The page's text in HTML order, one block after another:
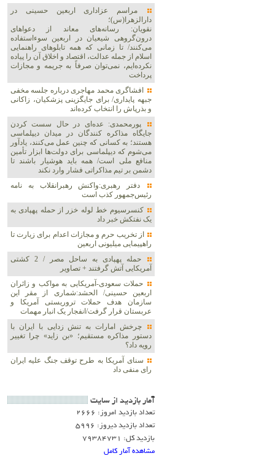
مراسم عزاداری اربعین حسینی در
دارالزهرا(س)؛
نقویان: رسانه‌های معاند از دعواهای
درون‌گروهی شیعیان در اربعین سوءاستفاده
می‌کنند/ تا زمانی که همه تابلوهای راهنمایی
اسلام از جمله عدالت، اقتصاد و اخلاق آن را پیاده
نکرده‌ایم، نمی‌توان صرفاً به جریمه و مجازات
پرداخت
افشاگری محمد مهاجری درباره جلسه مخفی
جبهه پایداری/ برای جایگزینی پزشکیان، زاکانی
و بذرپاش را انتخاب کرده‌اند
پورمحمدی: عده‌ای در حال سست کردن
جایگاه مذاکره کنندگان در میدان دیپلماسی
هستند؛ به کسانی که چنین عمل می‌کنند، یادآور
می‌شوم که دیپلماسی برای دولت‌ها ابزار تأمین
منافع ملی است/ همه باید هوشیار باشند تا
دشمن بر تیم مذاکراتی فشار وارد نکند
دفتر رهبری:واکنش رهبرانقلاب به نامه
رئیس‌جمهور کذب است
کنسرسیوم خط لوله خزر از حمله پهپادی به
یک نفتکش خبر داد
از تخریب حرم و مجازات اعدام برای زیارت تا
راهپیمایی میلیونی اربعین
حمله پهپادی به ساحل مصر / 2 کشتی
آمریکایی آتش گرفتند + تصاویر
حملات سعودی-آمریکایی به مواکب و زائران
اربعین حسینی/ الحشد:شماری از مقر این
سازمان هدف حملات تروریستی آمریکا و
عربستان قرار گرفت/انفجار یک انبار مهمات
چرخش امارات به تنش زدایی با ایران با
دستور مذاکره مستقیم؛ «بن زاید» چرا تغییر
رویه داد؟
سنای آمریکا به طرح توقف جنگ علیه ایران
رای منفی داد
آمار بازديد از سايت
تعداد بازدید امروز: 2666
تعداد بازدید دیروز: 5996
بازدید کل: 79384731
مشاهده آمار کامل